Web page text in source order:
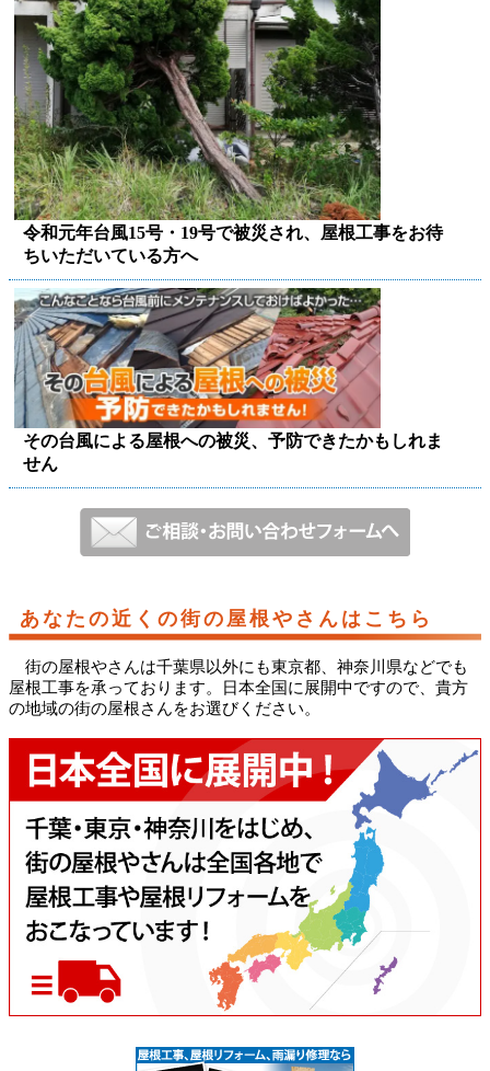
令和元年台風15号・19号で被災され、屋根工事をお待
ちいただいている方へ
その台風による屋根への被災、予防できたかもしれま
せん
あなたの近くの街の屋根やさんはこちら
街の屋根やさんは千葉県以外にも東京都、神奈川県などでも
屋根工事を承っております。日本全国に展開中ですので、貴方
の地域の街の屋根さんをお選びください。